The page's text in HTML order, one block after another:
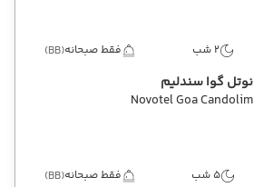
2 شب فقط صبحانه(BB)
نوتل گوا سندلیم
Novotel Goa Candolim
5 شب فقط صبحانه(BB)